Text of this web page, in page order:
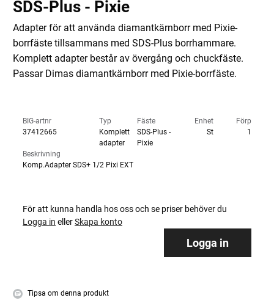
SDS-Plus - Pixie
Adapter för att använda diamantkärnborr med Pixie-
borrfäste tillsammans med SDS-Plus borrhammare.
Komplett adapter består av övergång och chuckfäste.
Passar Dimas diamantkärnborr med Pixie-borrfäste.
BIG-artnr
37412665
Typ
Komplett
adapter
Fäste
SDS-Plus -
Pixie
Enhet
St
Förp
1
Beskrivning
Komp.Adapter SDS+ 1/2 Pixi EXT
För att kunna handla hos oss och se priser behöver du
Logga in ellerSkapa konto
Logga in
Tipsa om denna produkt